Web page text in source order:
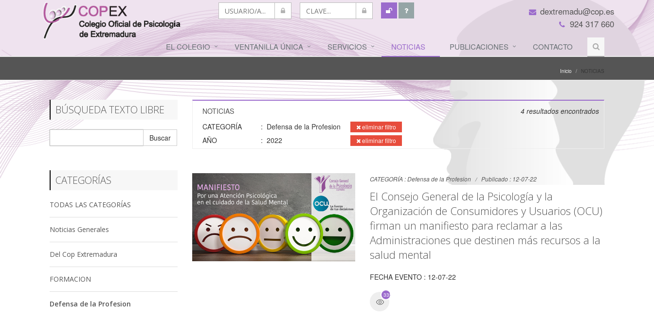
dextremadu@cop.es
924 317 660
EL COLEGIO VENTANILLA ÚNICA SERVICIOS NOTICIAS PUBLICACIONES CONTACTO
Inicio NOTICIAS
BÚSQUEDA TEXTO LIBRE
Buscar
CATEGORÍAS
TODAS LAS CATEGORÍAS
Noticias Generales
Del Cop Extremadura
FORMACION
Defensa de la Profesion
NOTICIAS 4 resultados encontrados
CATEGORÍA
: Defensa de la Profesion eliminar filtro
AÑO : 2022 eliminar filtro
CATEGORÍA :Defensa de la Profesion Publicado : 12-07-22
El Consejo General de la Psicología y la
Organización de Consumidores y Usuarios (OCU)
firman un manifiesto para reclamar a las
Administraciones que destinen más recursos a la
salud mental
FECHA EVENTO : 12-07-22
3355